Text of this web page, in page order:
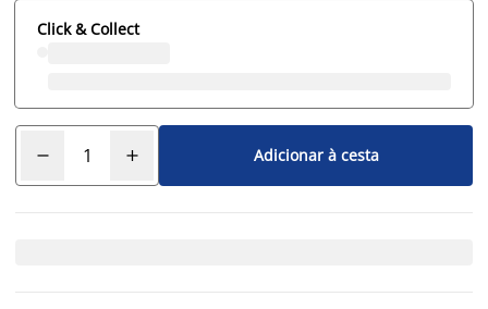
Click & Collect
Adicionar à cesta